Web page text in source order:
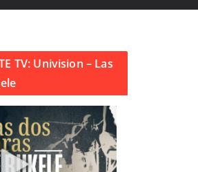
TV: Univision – Las